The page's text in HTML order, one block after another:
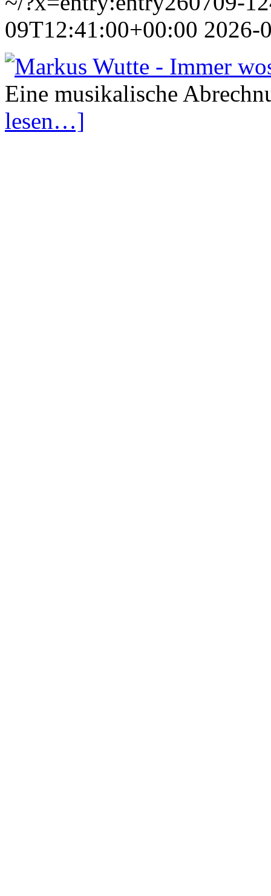
09T12:41:00+00:00 2026-
Eine musikalische
lesen…]